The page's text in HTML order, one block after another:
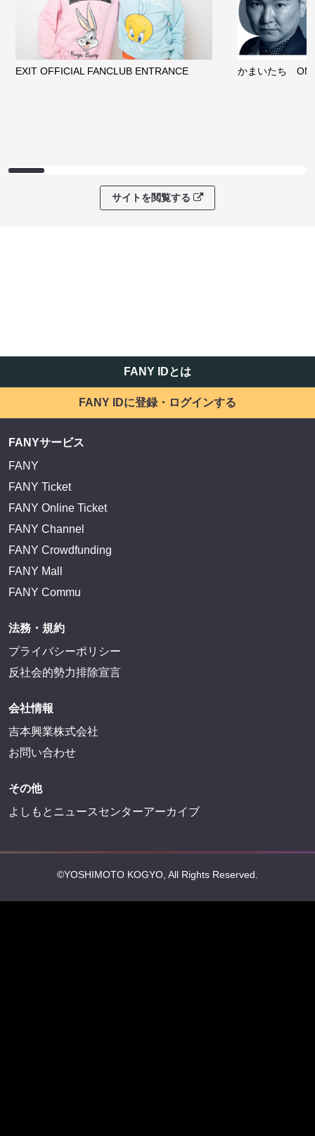
EXIT OFFICIAL FANCLUB ENTRANCE かまいたち
サイトを閲覧する
FANY IDとは
FANY IDに登録・ログインする
FANYサービス
FANY
FANY Ticket
FANY Online Ticket
FANY Channel
FANY Crowdfunding
FANY Mall
FANY Commu
法務・規約
プライバシーポリシー
反社会的勢力排除宣言
会社情報
吉本興業株式会社
お問い合わせ
その他
よしもとニュースセンターアーカイブ
©YOSHIMOTO KOGYO, All Rights Reserved.